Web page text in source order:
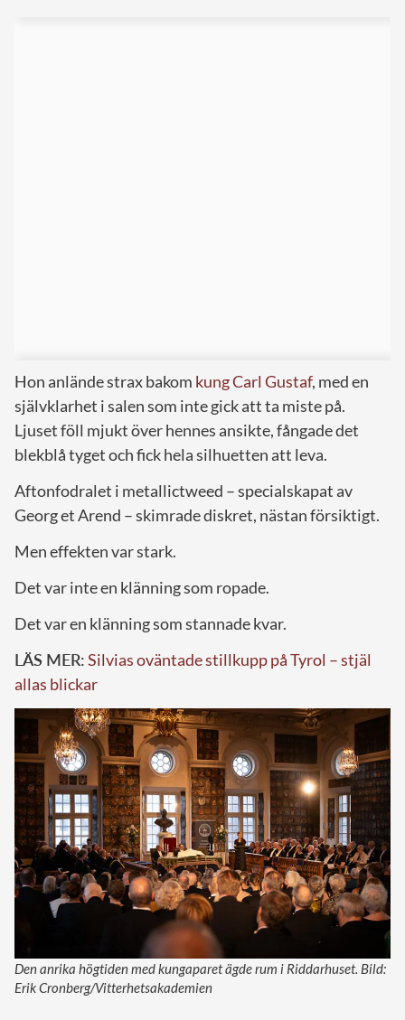
Hon anlände strax bakom kung Carl Gustaf, med en
självklarhet i salen som inte gick att ta miste på.
Ljuset föll mjukt över hennes ansikte, fångade det
blekblå tyget och fick hela silhuetten att leva.
Aftonfodralet i metallictweed – specialskapat av
Georg et Arend – skimrade diskret, nästan försiktigt.
Men effekten var stark.
Det var inte en klänning som ropade.
Det var en klänning som stannade kvar.
LÄS MER:Silvias oväntade stillkupp på Tyrol – stjäl
allas blickar
Den anrika högtiden med kungaparet ägde rum i Riddarhuset. Bild:
Erik Cronberg/Vitterhetsakademien